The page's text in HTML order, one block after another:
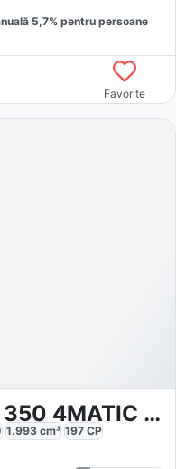
5,7% pentru persoane
Favorite
Mercedes-Benz GLE 350 4MATIC AMG Line
1.993 cm³ 197 CP